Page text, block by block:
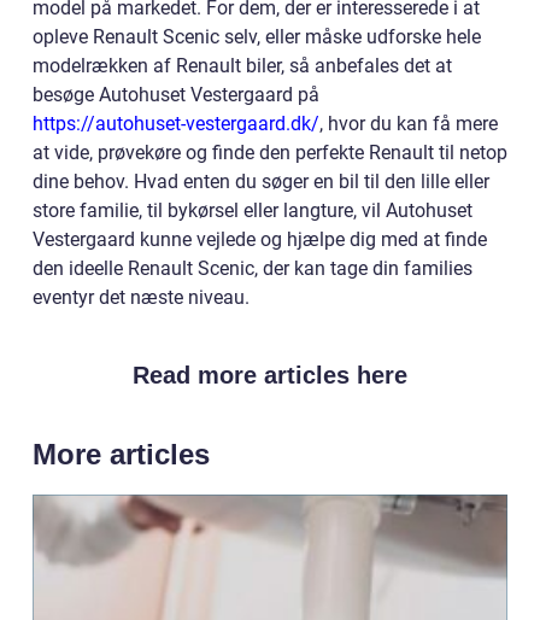
model på markedet. For dem, der er interesserede i at
opleve Renault Scenic selv, eller måske udforske hele
modelrækken af Renault biler, så anbefales det at
besøge Autohuset Vestergaard på
https://autohuset-vestergaard.dk/, hvor du kan få mere
at vide, prøvekøre og finde den perfekte Renault til netop
dine behov. Hvad enten du søger en bil til den lille eller
store familie, til bykørsel eller langture, vil Autohuset
Vestergaard kunne vejlede og hjælpe dig med at finde
den ideelle Renault Scenic, der kan tage din families
eventyr det næste niveau.
Read more articles here
More articles